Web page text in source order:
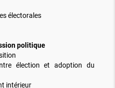
électorales
politique
élection et adoption du
intérieur